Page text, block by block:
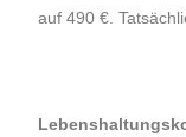
auf 490 €.